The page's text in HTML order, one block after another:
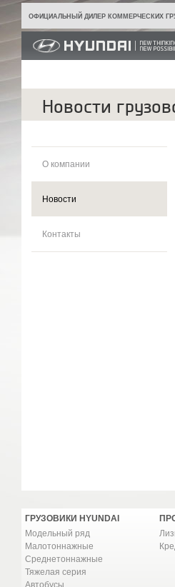
ОФИЦИАЛЬНЫЙ ДИЛЕР КОММЕРЧЕСКИХ
Новости
О компании
Новости
Контакты
ГРУЗОВИКИ HYUNDAI
Модельный ряд
Малотоннажные
Среднетоннажные
Тяжелая серия
Автобусы